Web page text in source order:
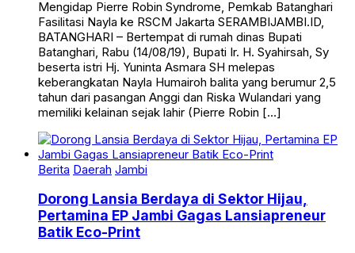
Mengidap Pierre Robin Syndrome, Pemkab Batanghari
Fasilitasi Nayla ke RSCM Jakarta SERAMBIJAMBI.ID,
BATANGHARI – Bertempat di rumah dinas Bupati
Batanghari, Rabu (14/08/19), Bupati Ir. H. Syahirsah, Sy
beserta istri Hj. Yuninta Asmara SH melepas
keberangkatan Nayla Humairoh balita yang berumur 2,5
tahun dari pasangan Anggi dan Riska Wulandari yang
memiliki kelainan sejak lahir (Pierre Robin […]
Berita Daerah Jambi
Dorong Lansia Berdaya di Sektor Hijau,
Pertamina EP Jambi Gagas Lansiapreneur
Batik Eco-Print